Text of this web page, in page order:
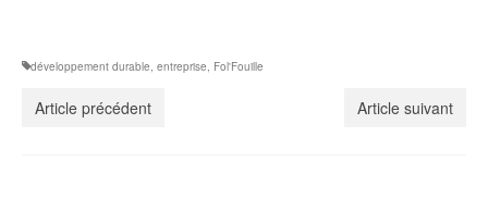
développement durable, entreprise, Fol'Fouille
Article précédent Article suivant